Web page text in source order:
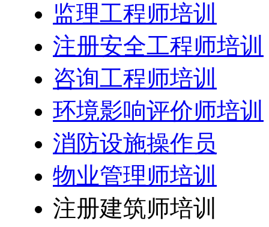
监理工程师培训
注册安全工程师培训
咨询工程师培训
环境影响评价师培训
消防设施操作员
物业管理师培训
注册建筑师培训